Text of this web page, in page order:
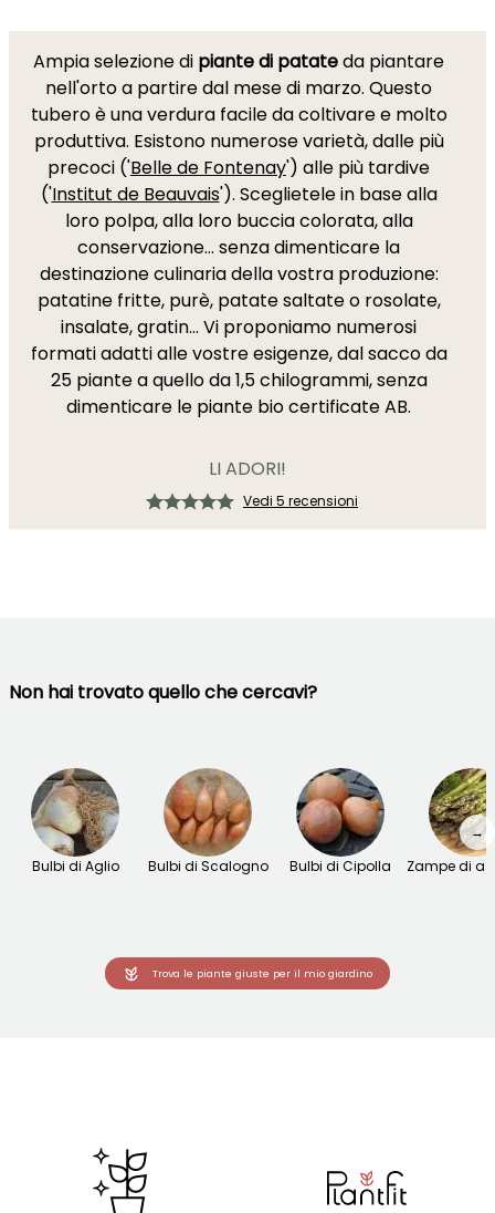
Ampia selezione di piante di patateda piantare
nell'orto a partire dal mese di marzo. Questo
tubero è una verdura facile da coltivare e molto
produttiva. Esistono numerose varietà, dalle più
precoci ('Belle de Fontenay') alle più tardive
('Institut de Beauvais'). Sceglietele in base alla
loro polpa, alla loro buccia colorata, alla
conservazione... senza dimenticare la
destinazione culinaria della vostra produzione:
patatine fritte, purè, patate saltate o rosolate,
insalate, gratin... Vi proponiamo numerosi
formati adatti alle vostre esigenze, dal sacco da
25 piante a quello da 1,5 chilogrammi, senza
dimenticare le piante bio certificate AB.
LI ADORI!
Vedi 5 recensioni
Non hai trovato quello che cercavi?
Bulbi di Aglio Bulbi di Scalogno Bulbi di Cipolla Zampe di
→
Trova le piante giuste per il mio giardino